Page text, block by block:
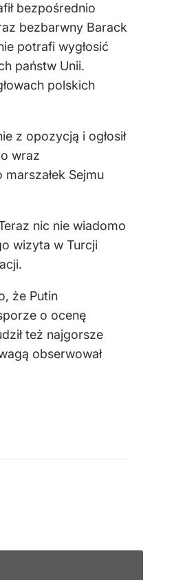
bezpośrednio
bezbarwny Barack
potrafi wygłosić
państw Unii.
polskich
z opozycją i ogłosił
wraz
Sejmu
nic nie wiadomo
wizyta w Turcji
że Putin
o ocenę
też najgorsze
obserwował